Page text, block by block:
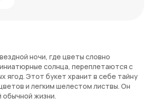
ночи, где цветы словно
солнца, переплетаются с
ягод. Этот букет хранит в себе тайну
и легким шелестом листвы. Он
обычной жизни.